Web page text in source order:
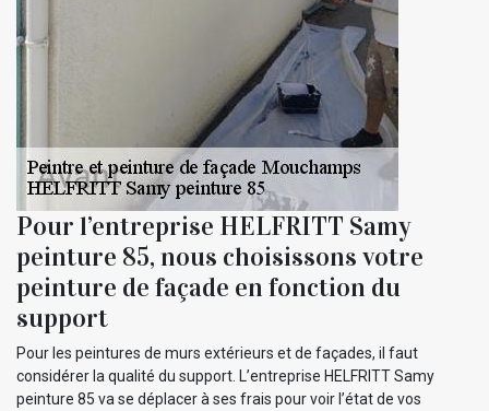
Pour l’entreprise HELFRITT Samy
peinture 85, nous choisissons votre
peinture de façade en fonction du
support
Pour les peintures de murs extérieurs et de façades, il faut
considérer la qualité du support. L’entreprise HELFRITT Samy
peinture 85 va se déplacer à ses frais pour voir l’état de vos